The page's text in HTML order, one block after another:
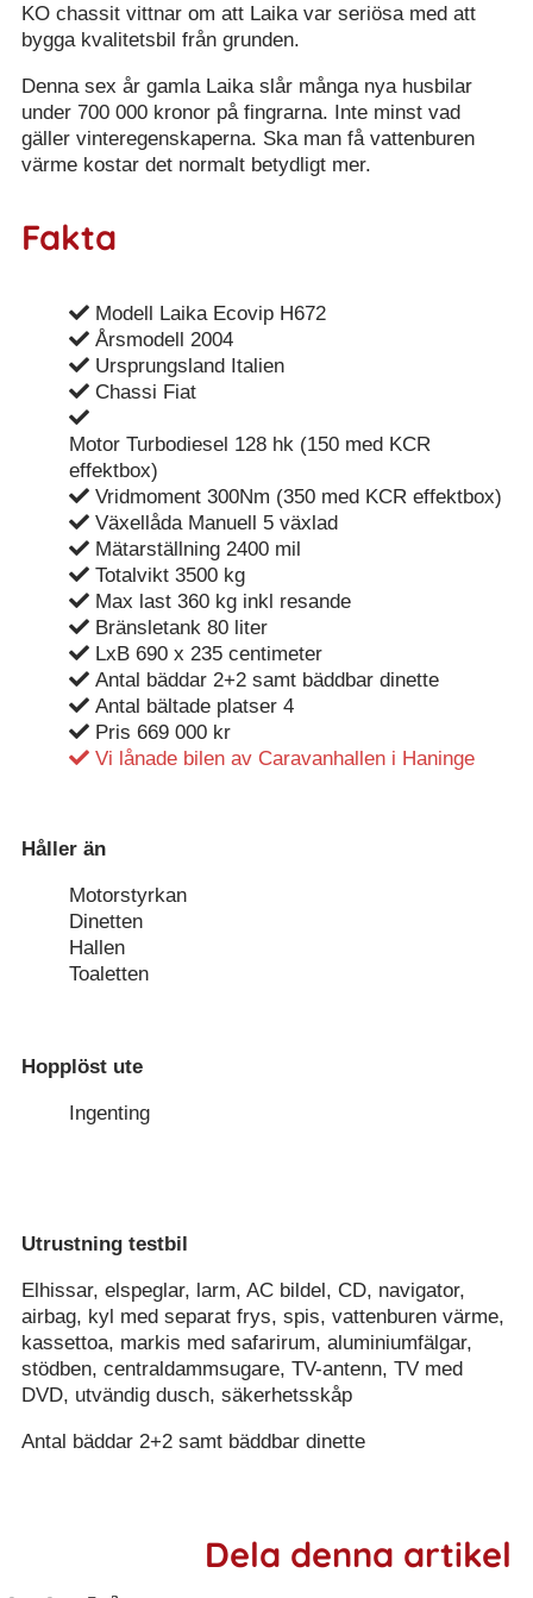
KO chassit vittnar om att Laika var seriösa med att
bygga kvalitetsbil från grunden.
Denna sex år gamla Laika slår många nya husbilar
under 700 000 kronor på fingrarna. Inte minst vad
gäller vinteregenskaperna. Ska man få vattenburen
värme kostar det normalt betydligt mer.
Fakta
Modell Laika Ecovip H672
Årsmodell 2004
Ursprungsland Italien
Chassi Fiat
Motor Turbodiesel 128 hk (150 med KCR
effektbox)
Vridmoment 300Nm (350 med KCR effektbox)
Växellåda Manuell 5 växlad
Mätarställning 2400 mil
Totalvikt 3500 kg
Max last 360 kg inkl resande
Bränsletank 80 liter
LxB 690 x 235 centimeter
Antal bäddar 2+2 samt bäddbar dinette
Antal bältade platser 4
Pris 669 000 kr
Vi lånade bilen av Caravanhallen i Haninge
Håller än
Motorstyrkan
Dinetten
Hallen
Toaletten
Hopplöst ute
Ingenting
Utrustning testbil
Elhissar, elspeglar, larm, AC bildel, CD, navigator,
airbag, kyl med separat frys, spis, vattenburen värme,
kassettoa, markis med safarirum, aluminiumfälgar,
stödben, centraldammsugare, TV-antenn, TV med
DVD, utvändig dusch, säkerhetsskåp
Antal bäddar 2+2 samt bäddbar dinette
Dela denna artikel